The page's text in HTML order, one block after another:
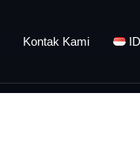
Kontak Kami